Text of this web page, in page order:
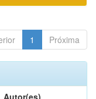
1 Próxima
Autor(es)